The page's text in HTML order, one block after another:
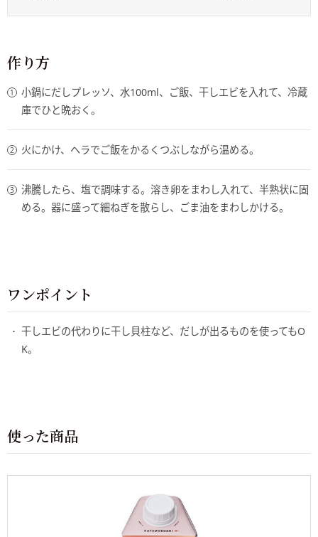
作り方
小鍋にだしプレッソ、水100ml、ご飯、干しエビを入れて、冷蔵
庫でひと晩おく。
火にかけ、ヘラでご飯をかるくつぶしながら温める。
沸騰したら、塩で調味する。溶き卵をまわし入れて、半熟状に固
める。器に盛って細ねぎを散らし、ごま油をまわしかける。
ワンポイント
干しエビの代わりに干し貝柱など、だしが出るものを使ってもO
K。
使った商品